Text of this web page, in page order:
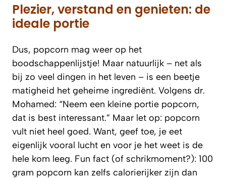
Plezier, verstand en genieten: de
ideale portie
Dus, popcorn mag weer op het
boodschappenlijstje! Maar natuurlijk – net als
bij zo veel dingen in het leven – is een beetje
matigheid het geheime ingrediënt. Volgens dr.
Mohamed: “Neem een kleine portie popcorn,
dat is best interessant.” Maar let op: popcorn
vult niet heel goed. Want, geef toe, je eet
eigenlijk vooral lucht en voor je het weet is de
hele kom leeg. Fun fact (of schrikmoment?): 100
gram popcorn kan zelfs calorierijker zijn dan